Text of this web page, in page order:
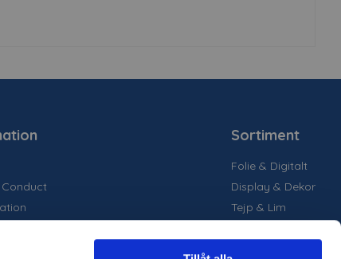
Sortiment
Folie & Digitalt
Display & Dekor
Tejp & Lim